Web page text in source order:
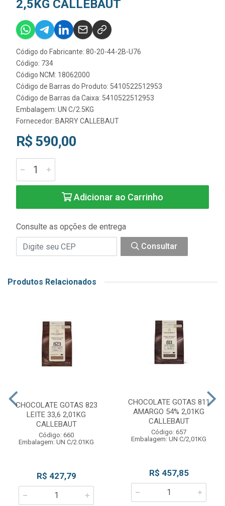
2,5KG CALLEBAUT
Código do Fabricante: 80-20-44-2B-U76
Código: 734
Código NCM: 18062000
Código de Barras do Produto: 5410522512953
Código de Barras da Caixa: 5410522512953
Embalagem: UN C/2.5KG
Fornecedor: BARRY CALLEBAUT
R$ 590,00
Adicionar ao Carrinho
Consulte as opções de entrega
Consultar
Produtos Relacionados
CHOCOLATE GOTAS 823
LEITE 33,6 2,01KG
CALLEBAUT
Código: 660
Embalagem: UN C/2.01KG
R$ 427,79
CHOCOLATE GOTAS 811
AMARGO 54% 2,01KG
CALLEBAUT
Código: 657
Embalagem: UN C/2,01KG
R$ 457,85